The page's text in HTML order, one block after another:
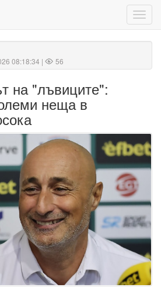
08:18:34 | 56
на "лъвиците":
неща в